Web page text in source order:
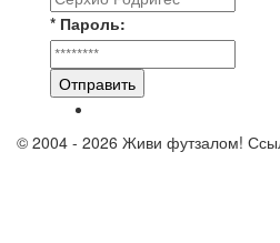
* Пароль:
Отправить
© 2004 - 2026 Живи футзалом!